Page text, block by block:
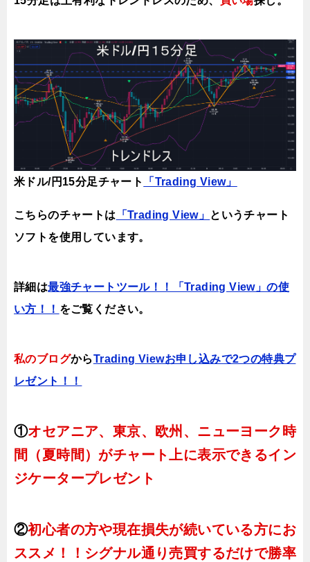
米ドル/円15分足チャート 「Trading View」
こちらのチャートは 「Trading View」 というチャート
ソフトを使用しています。
詳細は最強チャートツール！！「Trading View」の使
い方！！ をご覧ください。
私のブログからTrading Viewお申し込みで2つの特典プ
レゼント！！
①オセアニア、東京、欧州、ニューヨーク時
間（夏時間）がチャート上に表示できるイン
ジケータープレゼント
②初心者の方や現在損失が続いている方にお
ススメ！！シグナル通り売買するだけで勝率